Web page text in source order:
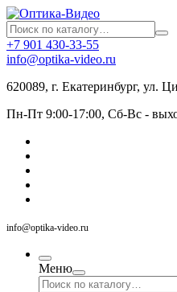
+7 901 430-33-55
info@optika-video.ru
620089, г. Екатеринбург, ул.
Пн-Пт 9:00-17:00, Сб-Вс -
info@optika-video.ru
Меню